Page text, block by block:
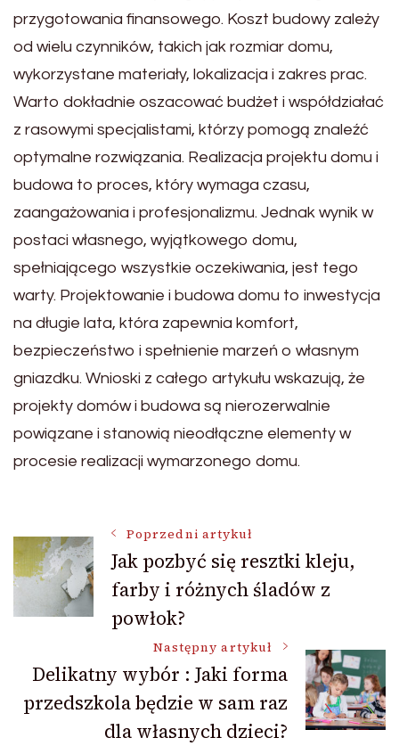
przygotowania finansowego. Koszt budowy zależy
od wielu czynników, takich jak rozmiar domu,
wykorzystane materiały, lokalizacja i zakres prac.
Warto dokładnie oszacować budżet i współdziałać
z rasowymi specjalistami, którzy pomogą znaleźć
optymalne rozwiązania. Realizacja projektu domu i
budowa to proces, który wymaga czasu,
zaangażowania i profesjonalizmu. Jednak wynik w
postaci własnego, wyjątkowego domu,
spełniającego wszystkie oczekiwania, jest tego
warty. Projektowanie i budowa domu to inwestycja
na długie lata, która zapewnia komfort,
bezpieczeństwo i spełnienie marzeń o własnym
gniazdku. Wnioski z całego artykułu wskazują, że
projekty domów i budowa są nierozerwalnie
powiązane i stanowią nieodłączne elementy w
procesie realizacji wymarzonego domu.
Nawigacja
wpisu
Poprzedni artykuł
Jak pozbyć się resztki kleju,
farby i różnych śladów z
powłok?
Następny artykuł
Delikatny wybór : Jaki forma
przedszkola będzie w sam raz
dla własnych dzieci?